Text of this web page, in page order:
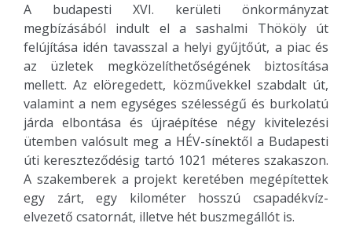
A budapesti XVI. kerületi önkormányzat
megbízásából indult el a sashalmi Thököly út
felújítása idén tavasszal a helyi gyűjtőút, a piac és
az üzletek megközelíthetőségének biztosítása
mellett. Az elöregedett, közművekkel szabdalt út,
valamint a nem egységes szélességű és burkolatú
járda elbontása és újraépítése négy kivitelezési
ütemben valósult meg a HÉV-sínektől a Budapesti
úti kereszteződésig tartó 1021 méteres szakaszon.
A szakemberek a projekt keretében megépítettek
egy zárt, egy kilométer hosszú csapadékvíz-
elvezető csatornát, illetve hét buszmegállót is.